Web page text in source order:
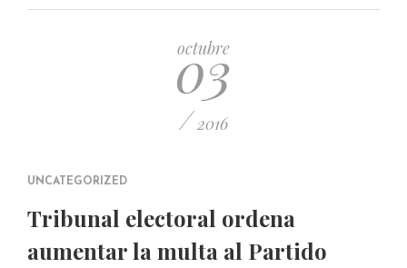
octubre
03
/ 2016
UNCATEGORIZED
Tribunal electoral ordena
aumentar la multa al Partido